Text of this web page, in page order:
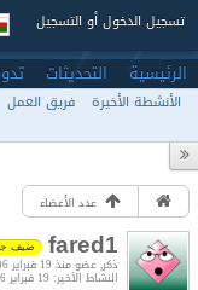
تسجيل الدخول أو التسجيل
الرئيسية التحديثات
الأنشطة الأخيرة فريق العمل
عدد الأعضاء
fared1 ضيف
ذكر عضو منذ 19 فبراير 2006
النشاط الأخير 19 فبراير 2006